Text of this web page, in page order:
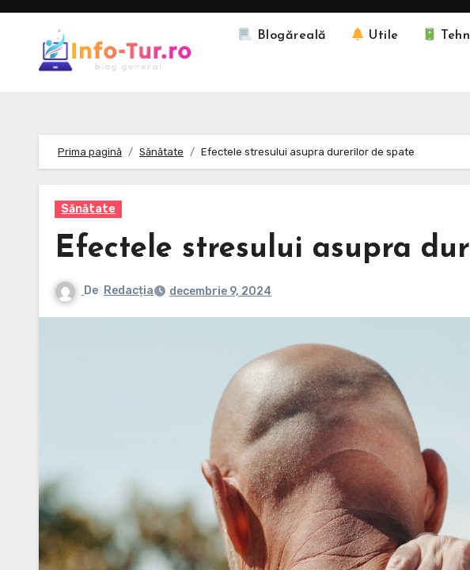
Skip
content
Blogăreală Utile
Prima pagină Sănătate Efectele stresului asupra durerilor de spate
Sănătate
Efectele stresului asupra
De Redacția decembrie 9, 2024